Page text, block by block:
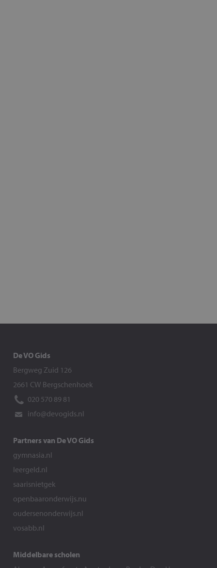
De VO Gids
Bergweg Zuid 126
2661 CW Bergschenhoek
020 570 89 81
info@devogids.nl
Partners van De VO Gids
gymnasia.nl
leergeld.nl
saarisnietgek
openbaaronderwijs.nu
oudersenonderwijs.nl
vosabb.nl
Middelbare scholen